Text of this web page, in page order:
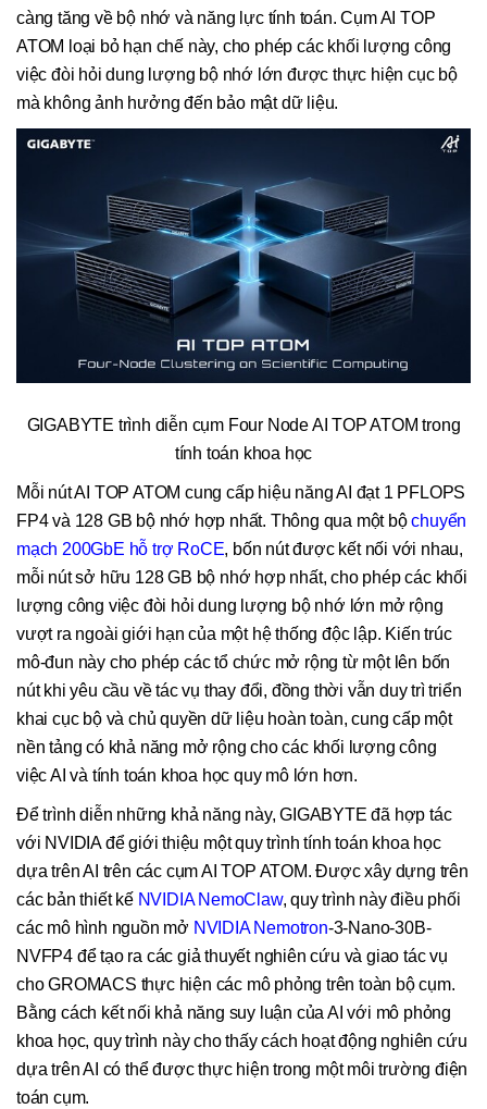
càng tăng về bộ nhớ và năng lực tính toán. Cụm AI TOP
ATOM loại bỏ hạn chế này, cho phép các khối lượng công
việc đòi hỏi dung lượng bộ nhớ lớn được thực hiện cục bộ
mà không ảnh hưởng đến bảo mật dữ liệu.
GIGABYTE trình diễn cụm Four Node AI TOP ATOM trong
tính toán khoa học
Mỗi nút AI TOP ATOM cung cấp hiệu năng AI đạt 1 PFLOPS
FP4 và 128 GB bộ nhớ hợp nhất. Thông qua một bộchuyển
mạch 200GbE hỗ trợ RoCE, bốn nút được kết nối với nhau,
mỗi nút sở hữu 128 GB bộ nhớ hợp nhất, cho phép các khối
lượng công việc đòi hỏi dung lượng bộ nhớ lớn mở rộng
vượt ra ngoài giới hạn của một hệ thống độc lập. Kiến trúc
mô-đun này cho phép các tổ chức mở rộng từ một lên bốn
nút khi yêu cầu về tác vụ thay đổi, đồng thời vẫn duy trì triển
khai cục bộ và chủ quyền dữ liệu hoàn toàn, cung cấp một
nền tảng có khả năng mở rộng cho các khối lượng công
việc AI và tính toán khoa học quy mô lớn hơn.
Để trình diễn những khả năng này, GIGABYTE đã hợp tác
với NVIDIA để giới thiệu một quy trình tính toán khoa học
dựa trên AI trên các cụm AI TOP ATOM. Được xây dựng trên
các bản thiết kế NVIDIA NemoClaw, quy trình này điều phối
các mô hình nguồn mở NVIDIA Nemotron-3-Nano-30B-
NVFP4 để tạo ra các giả thuyết nghiên cứu và giao tác vụ
cho GROMACS thực hiện các mô phỏng trên toàn bộ cụm.
Bằng cách kết nối khả năng suy luận của AI với mô phỏng
khoa học, quy trình này cho thấy cách hoạt động nghiên cứu
dựa trên AI có thể được thực hiện trong một môi trường điện
toán cụm.